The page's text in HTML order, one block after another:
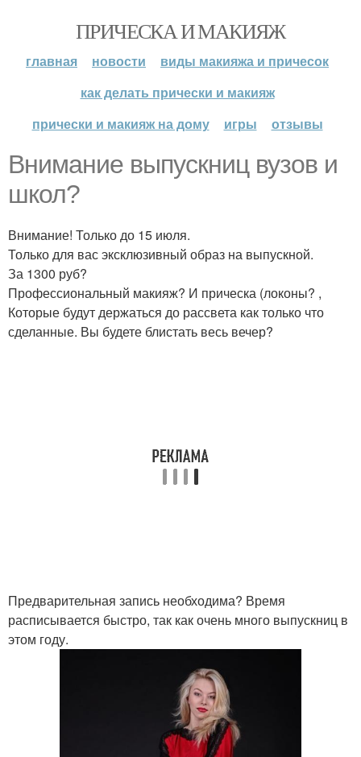
ПРИЧЕСКА И МАКИЯЖ
главная новости
виды макияжа и причесок
как делать прически и макияж
прически и макияж на дому
игры отзывы
Внимание выпускниц вузов и
школ?
Внимание! Только до 15 июля.
Только для вас эксклюзивный образ на выпускной.
За 1300 руб?
Профессиональный макияж? И прическа (локоны? ,
Которые будут держаться до рассвета как только что
сделанные. Вы будете блистать весь вечер?
Предварительная запись необходима? Время
расписывается быстро, так как очень много выпускниц в
этом году.